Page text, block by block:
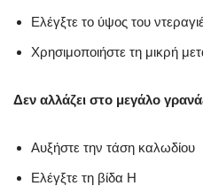
Ελέγξτε το ύψος του
Χρησιμοποιήστε τη μικρή
Δεν αλλάζει στο μεγάλο
Αυξήστε την τάση καλωδίου
Ελέγξτε τη βίδα H